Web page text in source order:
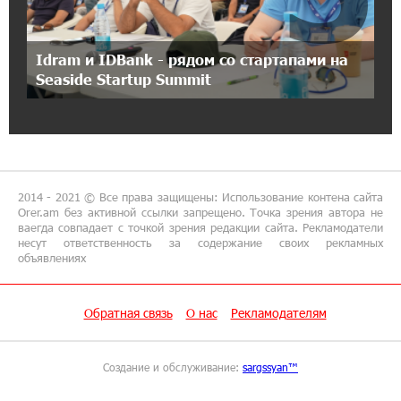
— лично от Си Цзиньпиня
12:44:34 8-07-2026
При поддержке Юнибанка состоялся
выпускной вечер Политехнического
Лиги чемпионов с победы над «Ригой»
11:21:50 8-07-2026
Аравийским морем
Европейского парламента: «Паст»
Idram и IDBank - рядом со стартапами на
Seaside Startup Summit
2014 - 2021 © Все права защищены: Использование контена сайта
Orer.am без активной ссылки запрещено. Точка зрения автора не
ваегда совпадает с точкой зрения редакции сайта. Рекламодатели
несут ответственность за содержание своих рекламных
объявлениях
Обратная связь О нас Рекламодателям
Создание и обслуживание: sargssyan™